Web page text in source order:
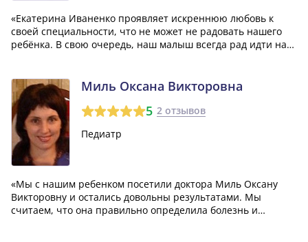
«Екатерина Иваненко проявляет искреннюю любовь к
своей специальности, что не может не радовать нашего
ребёнка. В свою очередь, наш малыш всегда рад идти на
которое крайне положительно о...»
Миль Оксана Викторовна
5 2 отзывов
Педиатр
«Мы с нашим ребенком посетили доктора Миль Оксану
Викторовну и остались довольны результатами. Мы
считаем, что она правильно определила болезнь и